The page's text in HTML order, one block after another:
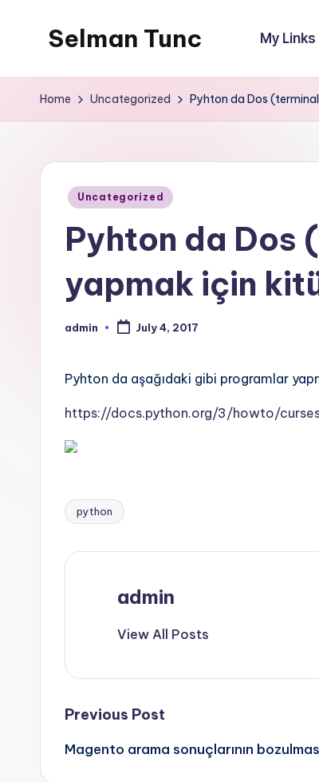
Selman Tunc My Links
Home Uncategorized Pyhton da Dos
Posted
Uncategorized
Pyhton da Dos
yapmak için
Posted
admin July 4, 2017
Pyhton da aşağıdaki gibi programlar
https://docs.python.org/3/howto/
Tags:
python
admin
View All Posts
Post
navigation
Previous Post
Magento arama sonuçlarının